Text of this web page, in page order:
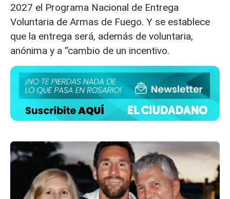
2027 el Programa Nacional de Entrega
Voluntaria de Armas de Fuego. Y se establece
que la entrega será, además de voluntaria,
anónima y a “cambio de un incentivo.